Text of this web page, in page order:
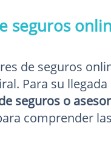
seguros
de seguros
Para su llegada
seguros o
comprender